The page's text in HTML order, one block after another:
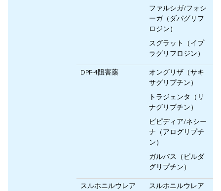
ファルシガ/フォシ
ーガ（ダパグリフ
ロジン）
スグラット（イプ
ラグリフロジン）
DPP-4阻害薬
オングリザ（サキ
サグリプチン）
トラジェンタ（リ
ナグリプチン）
ビピディア/ネシー
ナ（アログリプチ
ン）
ガルバス（ビルダ
グリプチン）
スルホニルウレア
スルホニルウレア